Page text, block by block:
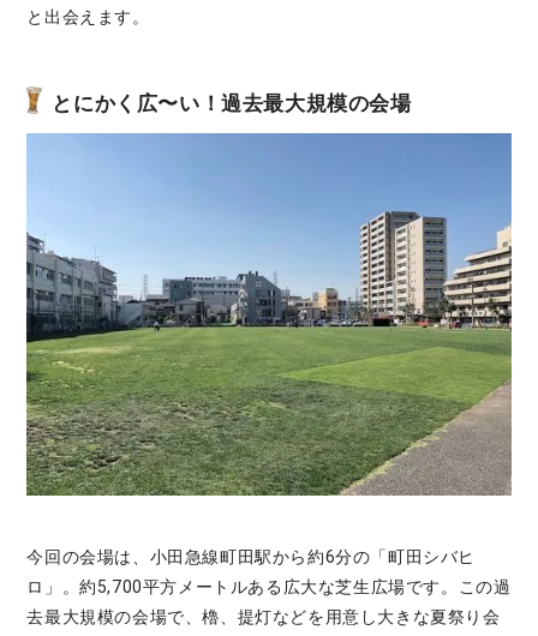
と出会えます。
とにかく広〜い！過去最大規模の会場
今回の会場は、小田急線町田駅から約6分の「町田シバヒ
ロ」。約5,700平方メートルある広大な芝生広場です。この過
去最大規模の会場で、櫓、提灯などを用意し大きな夏祭り会